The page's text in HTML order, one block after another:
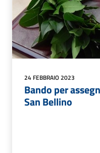
24 FEBBRAIO 2023
Bando per
San Bellino